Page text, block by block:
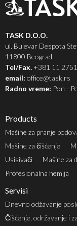
TASK D.O.O.
ul. Bulevar Despota
11800 Beograd
Tel/Fax. +381 11
email: office@task.rs
Radno vreme: Pon -
Products
Mašine za pranje
Mašine za čišćenje
Usisivači
Mašine za
Profesionalna hemija
Servisi
Dnevno odžavanje
Čišćenje, održavanje i